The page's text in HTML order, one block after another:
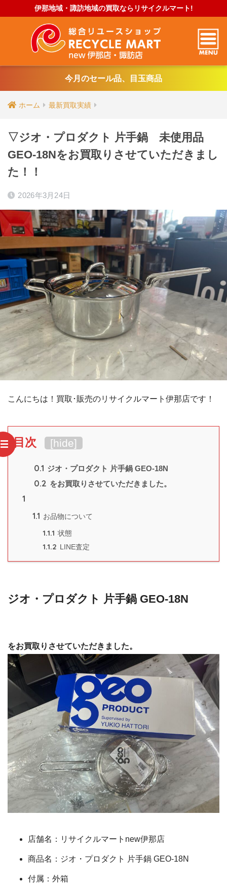
伊那地域・諏訪地域の買取ならリサイクルマート!
今月のセール品、目玉商品
ホーム 最新買取実績
▽ジオ・プロダクト 片手鍋 未使用品
GEO-18Nをお買取りさせていただきまし
た！！
2026年3月24日
こんにちは！買取･販売のリサイクルマート伊那店です！
目次 [hide]
0.1 ジオ・プロダクト 片手鍋 GEO-18N
0.2 をお買取りさせていただきました。
1
1.1 お品物について
1.1.1 状態
1.1.2 LINE査定
ジオ・プロダクト 片手鍋 GEO-18N
をお買取りさせていただきました。
店舗名：リサイクルマートnew伊那店
商品名：ジオ・プロダクト 片手鍋 GEO-18N
付属：外箱